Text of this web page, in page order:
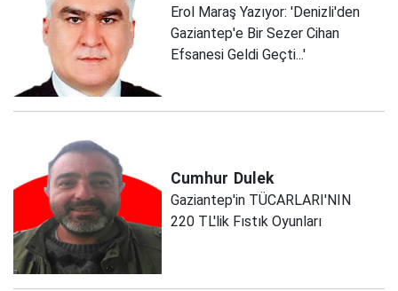
Erol Maraş Yazıyor: 'Denizli'den
Gaziantep'e Bir Sezer Cihan
Efsanesi Geldi Geçti...'
Cumhur Dulek
Gaziantep'in TÜCARLARI'NIN
220 TL'lik Fıstık Oyunları